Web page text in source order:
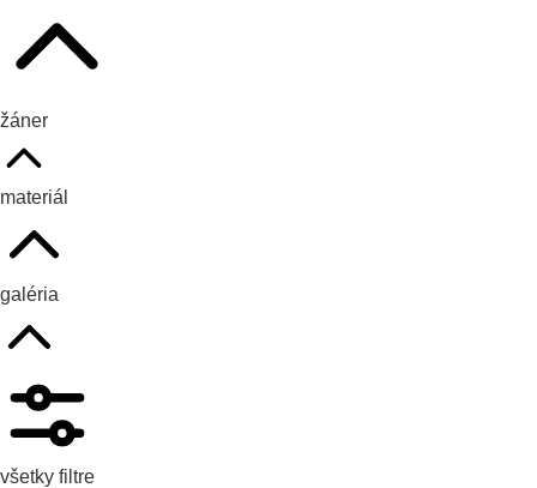
žáner
materiál
galéria
všetky filtre